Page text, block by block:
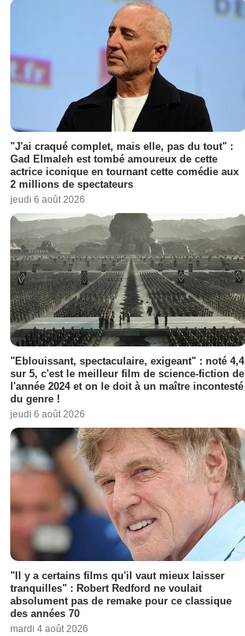
"J'ai craqué complet, mais elle, pas du tout" :
Gad Elmaleh est tombé amoureux de cette
actrice iconique en tournant cette comédie aux
2 millions de spectateurs
jeudi 6 août 2026
"Eblouissant, spectaculaire, exigeant" : noté 4,4
sur 5, c'est le meilleur film de science-fiction de
l'année 2024 et on le doit à un maître incontesté
du genre !
jeudi 6 août 2026
"Il y a certains films qu'il vaut mieux laisser
tranquilles" : Robert Redford ne voulait
absolument pas de remake pour ce classique
des années 70
mardi 4 août 2026